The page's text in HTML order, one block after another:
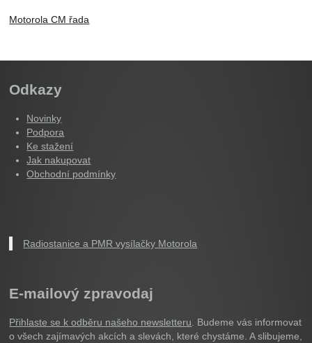
Motorola CM řada
Odkazy
Novinky
Podpora
Ke stažení
Jak nakupovat
Obchodní podmínky
Radiostanice a PMR vysílačky Motorola
E-mailový zpravodaj
Přihlaste se k odběru našeho newsletteru . Budeme vás informovat
o všech zajímavých akcích a slevách, které chystáme. A slibujeme,